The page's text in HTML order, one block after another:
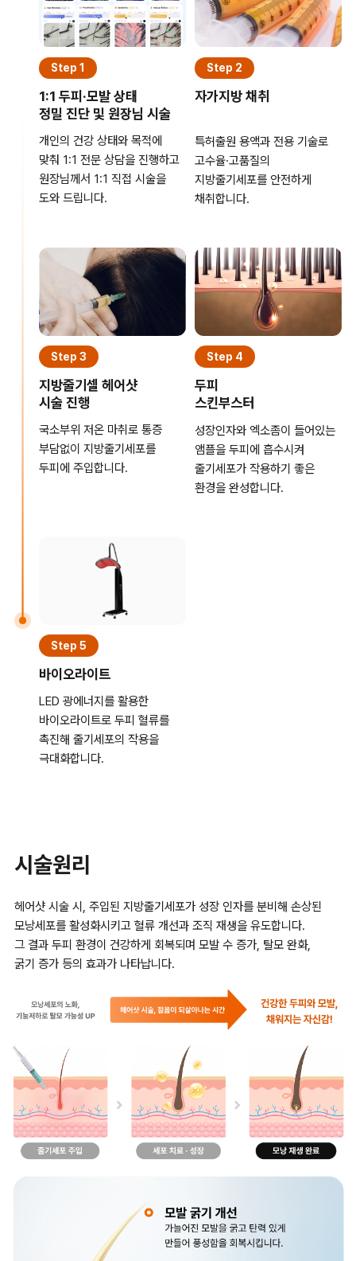
Step 1
1:1 두피·모발 상태
정밀 진단 및 원장님 시술
개인의 건강 상태와 목적에
맞춰 1:1 전문 상담을 진행하고
원장님께서 1:1 직접 시술을
도와 드립니다.
Step 2
자가지방 채취
특허출원 용액과 전용 기술로
고수율·고품질의
지방줄기세포를 안전하게
채취합니다.
Step 3
지방줄기셀 헤어샷
시술 진행
국소부위 저온 마취로 통증
부담없이 지방줄기세포를
두피에 주입합니다.
Step 4
두피
스킨부스터
성장인자와 엑소좀이 들어있는
앰플을 두피에 흡수시켜
줄기세포가 작용하기 좋은
환경을 완성합니다.
Step 5
바이오라이트
LED 광에너지를 활용한
바이오라이트로 두피 혈류를
촉진해 줄기세포의 작용을
극대화합니다.
시술원리
헤어샷 시술 시, 주입된 지방줄기세포가 성장 인자를 분비해 손상된
모낭세포를 활성화시키고 혈류 개선과 조직 재생을 유도합니다.
그 결과 두피 환경이 건강하게 회복되며 모발 수 증가, 탈모 완화,
굵기 증가 등의 효과가 나타납니다.